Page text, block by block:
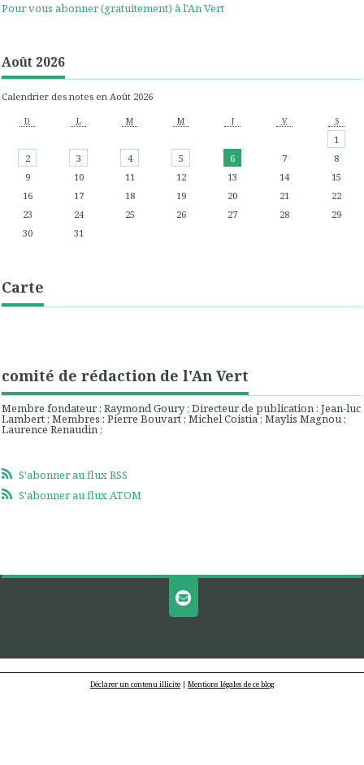
Pour vous abonner (gratuitement) à l'An Vert
Août 2026
Calendrier des notes en Août 2026
D L M M J V S
1
2
3 4 5 6 7
8
9
10 11 12 13 14
15
16
17 18 19 20 21
22
23
24 25 26 27 28
29
30
31
Carte
comité de rédaction de l'An Vert
Membre fondateur : Raymond Goury ; Directeur de publication : Jean-luc
Lambert ; Membres : Pierre Bouvart ; Michel Coistia ; Maylis Magnou ;
Laurence Renaudin ;
S'abonner au flux RSS
S'abonner au flux ATOM
Déclarer un contenu illicite | Mentions légales de ce blog